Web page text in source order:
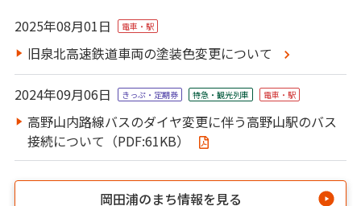
2025年08月01日 電車・駅
旧泉北高速鉄道車両の塗装色変更について
2024年09月06日 きっぷ・定期券 特急・観光列⾞ 電車・駅
高野山内路線バスのダイヤ変更に伴う高野山駅のバス
接続について（PDF:61KB）
岡田浦のまち情報を見る